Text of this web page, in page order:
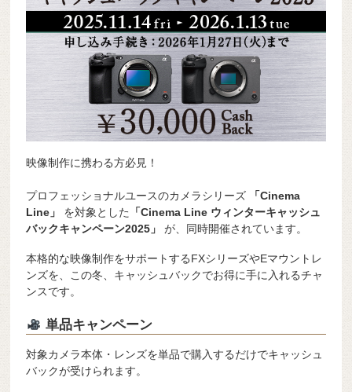
映像制作に携わる方必見！
プロフェッショナルユースのカメラシリーズ
「Cinema
Line」
を対象とした
「Cinema Line ウィンターキャッシュ
バックキャンペーン2025」
が、同時開催されています。
本格的な映像制作をサポートするFXシリーズやEマウントレ
ンズを、この冬、キャッシュバックでお得に手に入れるチャ
ンスです。
単品キャンペーン
対象カメラ本体・レンズを単品で購入するだけでキャッシュ
バックが受けられます。